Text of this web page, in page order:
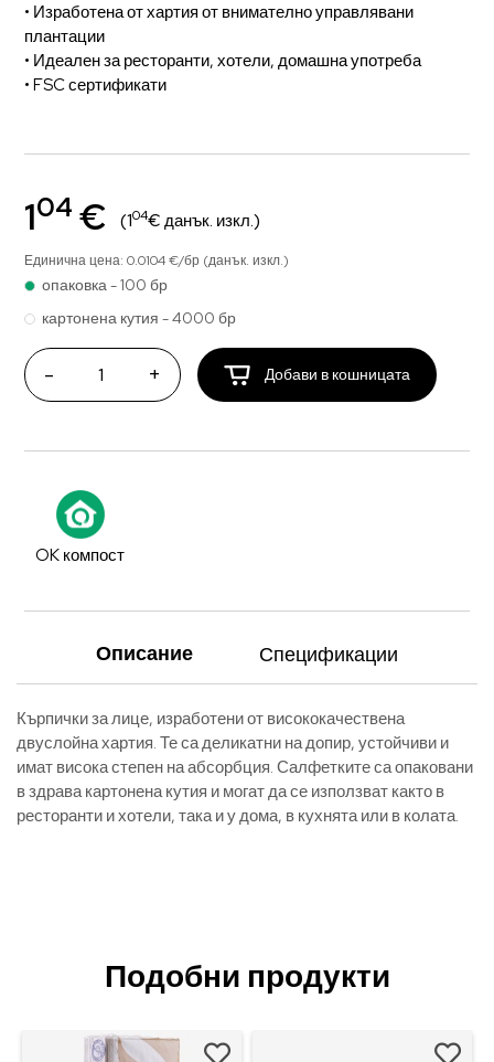
• Изработена от хартия от внимателно управлявани
плантации
• Идеален за ресторанти, хотели, домашна употреба
• FSC сертификати
104 € (104€ данък. изкл.)
Единична цена: 0.0104 €/бр (данък. изкл.)
опаковка - 100 бр
картонена кутия - 4000 бр
- + Добави в кошницата
OK компост
Описание Спецификации
Кърпички за лице, изработени от висококачествена
двуслойна хартия. Те са деликатни на допир, устойчиви и
имат висока степен на абсорбция. Салфетките са опаковани
в здрава картонена кутия и могат да се използват както в
ресторанти и хотели, така и у дома, в кухнята или в колата.
Подобни продукти